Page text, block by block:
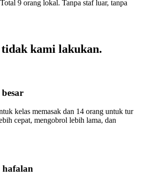
9 orang lokal. Tanpa staf luar, tanpa
kami lakukan.
kelas memasak dan 14 orang untuk tur
cepat, mengobrol lebih lama, dan